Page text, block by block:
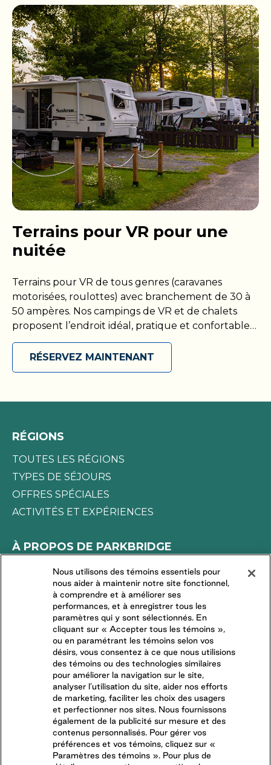
votre coin de paradis et soyez prêt à l’explorer en
toute liberté, comme bon vous semble. Réservez
votre escapade saisonnière dès aujourd’hui!
Terrains pour VR pour une
nuitée
Terrains pour VR de tous genres (caravanes
motorisées, roulottes) avec branchement de 30 à
50 ampères. Nos campings de VR et de chalets
proposent l’endroit idéal, pratique et confortable
pour garer votre VR et profiter d’une nuit
reposante. Nos terrains offrent une expérience
sans tracas aux propriétaires de VR puisqu’ils sont
dans nos campings dotés de vastes aires de
stationnement, de tables de pique-nique et de
foyers extérieurs. Que vous soyez de passage dans
notre région ou à la recherche d’une escapade de
VR vous garantit une pause douillette après une
journée d’aventure dans un décor pittoresque
RÉSERVEZ MAINTENANT
RÉGIONS
TOUTES LES RÉGIONS
TYPES DE SÉJOURS
OFFRES SPÉCIALES
ACTIVITÉS ET EXPÉRIENCES
À PROPOS DE PARKBRIDGE
LA DIFFÉRENCE PARKBRIDGE
DEMANDES DES MÉDIAS
TRAVAILLER CHEZ NOUS
COMMUNAUTÉS RÉSIDENTIELLES
CONNECTEZ-VOUS AVEC NOUS
SUIVEZ-NOUS SUR
Nous utilisons des témoins essentiels pour
nous aider à maintenir notre site fonctionnel,
à comprendre et à améliorer ses
performances, et à enregistrer tous les
paramètres qui y sont sélectionnés. En
cliquant sur « Accepter tous les témoins »,
ou en paramétrant les témoins selon vos
désirs, vous consentez à ce que nous utilisions
des témoins ou des technologies similaires
pour améliorer la navigation sur le site,
analyser l’utilisation du site, aider nos efforts
de marketing, faciliter les choix des usagers
et perfectionner nos sites. Nous fournissons
également de la publicité sur mesure et des
contenus personnalisés. Pour gérer vos
préférences et vos témoins, cliquez sur «
Paramètres des témoins ». Pour plus de